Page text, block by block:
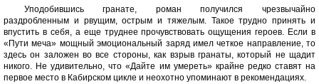
Уподобившись гранате, роман получился чрезвычайно
раздробленным и рвущим, острым и тяжелым. Такое трудно принять и
впустить в себя, а еще труднее прочувствовать ощущения героев. Если в
«Пути меча» мощный эмоциональный заряд имел четкое направление, то
здесь он заложен во все стороны, как взрыв гранаты, который не щадит
никого. Не удивительно, что «Дайте им умереть» крайне редко ставят на
первое место в Кабирском цикле и неохотно упоминают в рекомендациях.